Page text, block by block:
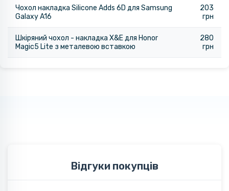
Чохол накладка Silicone Adds 6D для Samsung
Galaxy A16
203
грн
Шкіряний чохол - накладка X&E для Honor
Magic5 Lite з металевою вставкою
280
грн
Відгуки покупців